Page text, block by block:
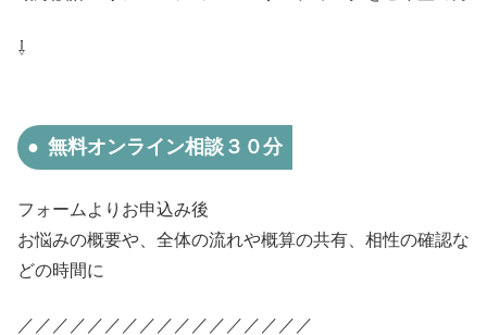
⇩
無料オンライン相談３０分
フォームよりお申込み後
お悩みの概要や、全体の流れや概算の共有、相性の確認な
どの時間に
／／／／／／／／／／／／／／／／／